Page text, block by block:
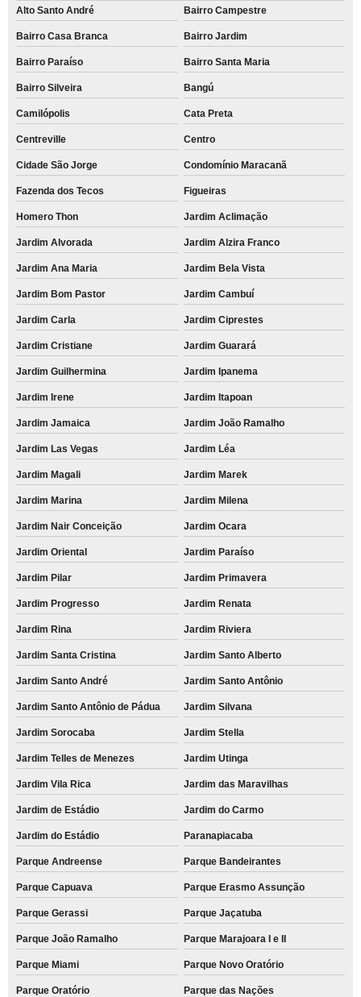
Alto Santo André Bairro Campestre
Bairro Casa Branca Bairro Jardim
Bairro Paraíso Bairro Santa Maria
Bairro Silveira Bangú
Camilópolis Cata Preta
Centreville Centro
Cidade São Jorge Condomínio Maracanã
Fazenda dos Tecos Figueiras
Homero Thon Jardim Aclimação
Jardim Alvorada Jardim Alzira Franco
Jardim Ana Maria Jardim Bela Vista
Jardim Bom Pastor Jardim Cambuí
Jardim Carla Jardim Ciprestes
Jardim Cristiane Jardim Guarará
Jardim Guilhermina Jardim Ipanema
Jardim Irene Jardim Itapoan
Jardim Jamaica Jardim João Ramalho
Jardim Las Vegas Jardim Léa
Jardim Magali Jardim Marek
Jardim Marina Jardim Milena
Jardim Nair Conceição Jardim Ocara
Jardim Oriental Jardim Paraíso
Jardim Pilar Jardim Primavera
Jardim Progresso Jardim Renata
Jardim Rina Jardim Riviera
Jardim Santa Cristina Jardim Santo Alberto
Jardim Santo André Jardim Santo Antônio
Jardim Santo Antônio de Pádua Jardim Silvana
Jardim Sorocaba Jardim Stella
Jardim Telles de Menezes Jardim Utinga
Jardim Vila Rica Jardim das Maravilhas
Jardim de Estádio Jardim do Carmo
Jardim do Estádio Paranapiacaba
Parque Andreense Parque Bandeirantes
Parque Capuava Parque Erasmo Assunção
Parque Gerassi Parque Jaçatuba
Parque João Ramalho Parque Marajoara I e II
Parque Miami Parque Novo Oratório
Parque Oratório Parque das Nações